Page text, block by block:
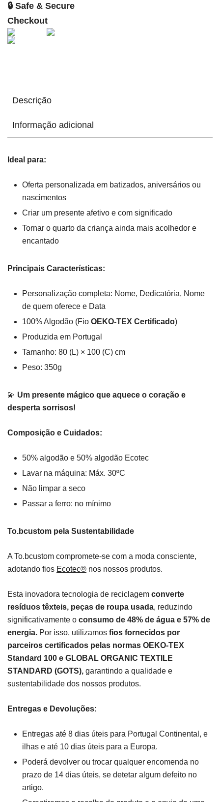
🔒 Safe & Secure
Checkout
Descrição
Informação adicional
Ideal para:
Oferta personalizada em batizados, aniversários ou
nascimentos
Criar um presente afetivo e com significado
Tornar o quarto da criança ainda mais acolhedor e
encantado
Principais Características:
Personalização completa: Nome, Dedicatória, Nome
de quem oferece e Data
100% Algodão (Fio OEKO-TEX Certificado)
Produzida em Portugal
Tamanho: 80 (L) × 100 (C) cm
Peso: 350g
💫 Um presente mágico que aquece o coração e
desperta sorrisos!
Composição e Cuidados:
50% algodão e 50% algodão Ecotec
Lavar na máquina: Máx. 30ºC
Não limpar a seco
Passar a ferro: no mínimo
To.bcustom pela Sustentabilidade
A To.bcustom compromete-se com a moda consciente,
adotando fios Ecotec® nos nossos produtos.
Esta inovadora tecnologia de reciclagem converte
resíduos têxteis, peças de roupa usada, reduzindo
significativamente o consumo de 48% de água e 57% de
energia. Por isso, utilizamos fios fornecidos por
parceiros certificados pelas normas OEKO-TEX
Standard 100 e GLOBAL ORGANIC TEXTILE
STANDARD (GOTS), garantindo a qualidade e
sustentabilidade dos nossos produtos.
Entregas e Devoluções:
Entregas até 8 dias úteis para Portugal Continental, e
ilhas e até 10 dias úteis para a Europa.
Poderá devolver ou trocar qualquer encomenda no
prazo de 14 dias úteis, se detetar algum defeito no
artigo.